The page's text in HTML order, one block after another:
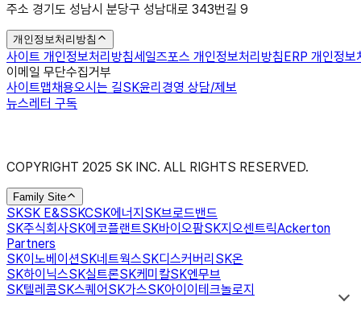
주소 경기도 성남시 분당구 성남대로 343번길 9
개인정보처리방침
사이트 개인정보처리방침세일즈포스 개인정보처리방침ERP 개인정보
이메일 무단수집거부
사이트맵채용오시는 길SK윤리경영 상담/제보
뉴스레터 구독
COPYRIGHT 2025 SK INC. ALL RIGHTS RESERVED.
Family Site
SKSK E&SSKCSK에너지 SK브로드밴드
SK주식회사SK에코플랜트SK바이오팜SK지오센트릭Ackerton
Partners
SK이노베이션SK네트웍스SK디스커버리 SK온
SK하이닉스SK실트론SK케미칼SK엔무브
SK텔레콤SK스퀘어 SK가스SK아이이테크놀로지